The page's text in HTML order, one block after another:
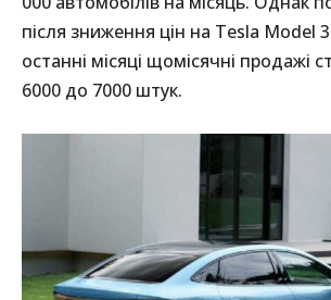
після зниження цін на Tesla Model
останні місяці щомісячні продажі
6000 до 7000 штук.